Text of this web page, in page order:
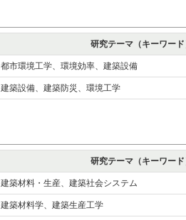
研究テーマ（キーワード
都市環境工学、環境効率、建築設備
建築設備、建築防災、環境工学
研究テーマ（キーワード
建築材料・生産、建築社会システム
建築材料学、建築生産工学